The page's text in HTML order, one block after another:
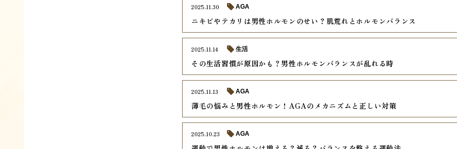
ニキビやテカリは男性ホルモンのせい？肌荒れとホルモンバランス
2025.11.30 AGA
その生活習慣が原因かも？男性ホルモンバランスが乱れる時
2025.11.14 生活
薄毛の悩みと男性ホルモン！AGAのメカニズムと正しい対策
2025.11.13 AGA
2025.10.23 AGA